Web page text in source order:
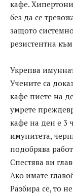
кафе.
без да се
защото
резистентна
Укрепва
Учените са
кафе пиете на
умрете
кафе на ден е 3
имунитета,
подобрява
Спестява ви
Ако имате
Разбира се, то